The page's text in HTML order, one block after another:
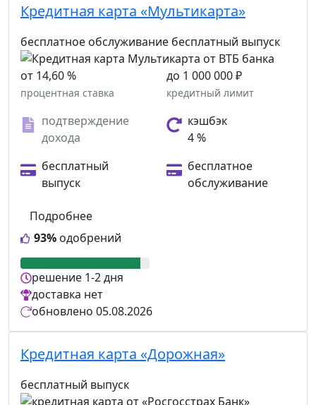
Кредитная карта «Мультикарта»
бесплатное обслуживание бесплатный выпуск
от 14,60 %
процентная ставка
до 1 000 000 ₽
кредитный лимит
подтверждение
дохода
кэшбэк
4 %
бесплатный
выпуск
бесплатное
обслуживание
93% одобрений
Подробнее
решение 1-2 дня
доставка нет
обновлено 05.08.2026
Кредитная карта «Дорожная»
бесплатный выпуск